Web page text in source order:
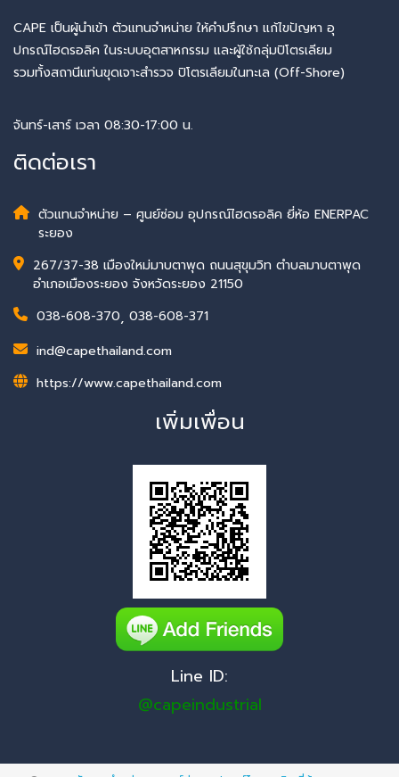
CAPE เป็นผู้นำเข้า ตัวแทนจำหน่าย ให้คำปรึกษา แก้ไขปัญหา อุ
ปกรณ์ไฮดรอลิค ในระบบอุตสาหกรรม และผู้ใช้กลุ่มปิโตรเลียม
รวมทั้งสถานีแท่นขุดเจาะสำรวจ ปิโตรเลียมในทะเล (Off-Shore)
จันทร์-เสาร์ เวลา 08:30-17:00 น.
ติดต่อเรา
ตัวแทนจำหน่าย – ศูนย์ซ่อม อุปกรณ์ไฮดรอลิค ยี่ห้อ ENERPAC
ระยอง
267/37-38 เมืองใหม่มาบตาพุด ถนนสุขุมวิท ตำบลมาบตาพุด
อำเภอเมืองระยอง จังหวัดระยอง 21150
038-608-370, 038-608-371
ind@capethailand.com
https://www.capethailand.com
เพิ่มเพื่อน
Line ID:
@capeindustrial